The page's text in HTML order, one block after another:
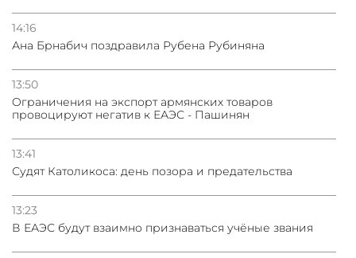
14:16
Ана Брнабич поздравила Рубена Рубиняна
13:50
Oграничения на экспорт армянских товаров
провоцируют негатив к ЕАЭС - Пашинян
13:41
Судят Католикоса: день позора и предательства
13:23
В ЕАЭС будут взаимно признаваться учёные звания